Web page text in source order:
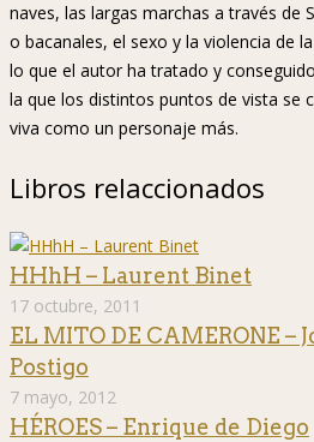
naves, las largas marchas a través de
o bacanales, el sexo y la violencia de
lo que el autor ha tratado y
la que los distintos puntos de vista se
viva como un personaje más.
Libros relaccionados
HHhH – Laurent Binet
17 octubre, 2011
EL MITO DE CAMERONE –
Postigo
7 mayo, 2012
HÉROES – Enrique de Diego